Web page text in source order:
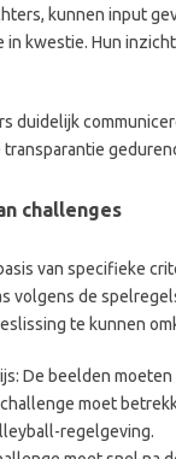
kunnen input
kwestie. Hun
duidelijk
challenges
van specifieke
volgens de
te kunnen
De beelden
moet
regelgeving.